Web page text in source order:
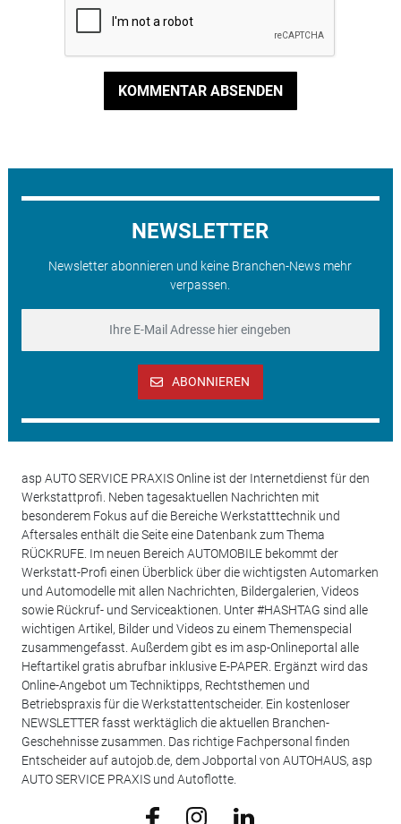
KOMMENTAR ABSENDEN
NEWSLETTER
Newsletter abonnieren und keine Branchen-News mehr
verpassen.
ABONNIEREN
asp AUTO SERVICE PRAXIS Online ist der Internetdienst für den
Werkstattprofi. Neben tagesaktuellen Nachrichten mit
besonderem Fokus auf die Bereiche Werkstatttechnik und
Aftersales enthält die Seite eine Datenbank zum Thema
RÜCKRUFE. Im neuen Bereich AUTOMOBILE bekommt der
Werkstatt-Profi einen Überblick über die wichtigsten Automarken
und Automodelle mit allen Nachrichten, Bildergalerien, Videos
sowie Rückruf- und Serviceaktionen. Unter #HASHTAG sind alle
wichtigen Artikel, Bilder und Videos zu einem Themenspecial
zusammengefasst. Außerdem gibt es im asp-Onlineportal alle
Heftartikel gratis abrufbar inklusive E-PAPER. Ergänzt wird das
Online-Angebot um Techniktipps, Rechtsthemen und
Betriebspraxis für die Werkstattentscheider. Ein kostenloser
NEWSLETTER fasst werktäglich die aktuellen Branchen-
Geschehnisse zusammen. Das richtige Fachpersonal finden
Entscheider auf autojob.de, dem Jobportal von AUTOHAUS, asp
AUTO SERVICE PRAXIS und Autoflotte.